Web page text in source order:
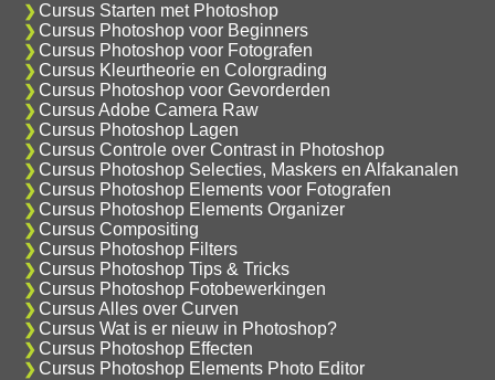
Cursus Starten met Photoshop
Cursus Photoshop voor Beginners
Cursus Photoshop voor Fotografen
Cursus Kleurtheorie en Colorgrading
Cursus Photoshop voor Gevorderden
Cursus Adobe Camera Raw
Cursus Photoshop Lagen
Cursus Controle over Contrast in Photoshop
Cursus Photoshop Selecties, Maskers en Alfakanalen
Cursus Photoshop Elements voor Fotografen
Cursus Photoshop Elements Organizer
Cursus Compositing
Cursus Photoshop Filters
Cursus Photoshop Tips & Tricks
Cursus Photoshop Fotobewerkingen
Cursus Alles over Curven
Cursus Wat is er nieuw in Photoshop?
Cursus Photoshop Effecten
Cursus Photoshop Elements Photo Editor